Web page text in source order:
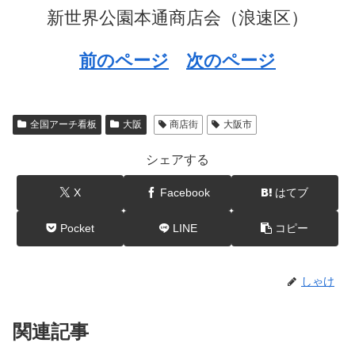
新世界公園本通商店会（浪速区）
前のページ 次のページ
全国アーチ看板 大阪 商店街 大阪市
シェアする
X Facebook はてブ
Pocket LINE コピー
しゃけ
関連記事